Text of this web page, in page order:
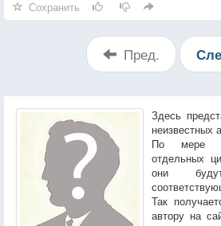
Сохранить
Пред.
Здесь
неизвестных
По мере
отдельных
они
Так
автору на